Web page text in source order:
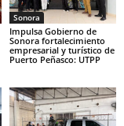
Sonora
Impulsa Gobierno de
Sonora fortalecimiento
empresarial y turístico de
Puerto Peñasco: UTPP